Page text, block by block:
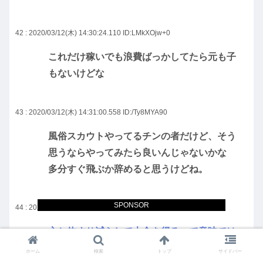
SPONSOR
42 : 2020/03/12(木) 14:30:24.110 ID:LMkXOjw+0
これだけ稼いでも浪費ばっかしてたら元も子
もないけどな
43 : 2020/03/12(木) 14:31:00.558 ID:/Ty8MYA90
風俗スカウトやってるチンの者だけど、そう
思うならやってみたら良いんじゃないかな
多分すぐ飛ぶか辞めると思うけどね。
44 : 2020/03/12(木) 14:31:19.988ID:gEeWb4ZWa
心と体すり減らして大金を得るって意味では
キーエンスとか広告業界と一緒だな
ホーム 検索 トップ サイドバー